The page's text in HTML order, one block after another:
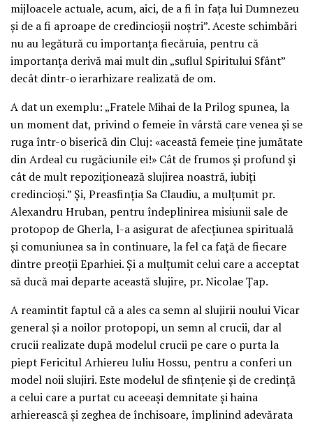
mijloacele actuale, acum, aici, de a fi în fața lui Dumnezeu
și de a fi aproape de credincioșii noștri”. Aceste schimbări
nu au legătură cu importanța fiecăruia, pentru că
importanța derivă mai mult din „suflul Spiritului Sfânt”
decât dintr-o ierarhizare realizată de om.
A dat un exemplu: „Fratele Mihai de la Prilog spunea, la
un moment dat, privind o femeie în vârstă care venea și se
ruga într-o biserică din Cluj: «această femeie ține jumătate
din Ardeal cu rugăciunile ei!» Cât de frumos și profund și
cât de mult repoziționează slujirea noastră, iubiți
credincioși.” Și, Preasfinția Sa Claudiu, a mulțumit pr.
Alexandru Hruban, pentru îndeplinirea misiunii sale de
protopop de Gherla, l-a asigurat de afecțiunea spirituală
și comuniunea sa în continuare, la fel ca față de fiecare
dintre preoții Eparhiei. Și a mulțumit celui care a acceptat
să ducă mai departe această slujire, pr. Nicolae Țap.
A reamintit faptul că a ales ca semn al slujirii noului Vicar
general și a noilor protopopi, un semn al crucii, dar al
crucii realizate după modelul crucii pe care o purta la
piept Fericitul Arhiereu Iuliu Hossu, pentru a conferi un
model noii slujiri. Este modelul de sfințenie și de credință
a celui care a purtat cu aceeași demnitate și haina
arhierească și zeghea de închisoare, împlinind adevărata